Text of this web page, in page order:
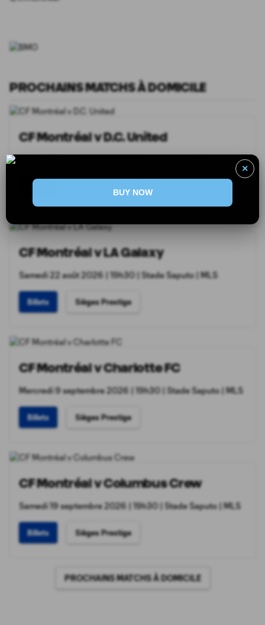
×
BUY NOW
PROCHAINS MATCHS À DOMICILE
CF Montréal v D.C. United
Billets
CF Montréal v LA Galaxy
Samedi 22 août 2026 | 19h30 | Stade Saputo | MLS
Billets Sièges Prestige
CF Montréal v Charlotte FC
Mercredi 9 septembre 2026 | 19h30 | Stade Saputo | MLS
Billets Sièges Prestige
CF Montréal v Columbus Crew
Samedi 19 septembre 2026 | 19h30 | Stade Saputo | MLS
Billets Sièges Prestige
PROCHAINS MATCHS À DOMICILE